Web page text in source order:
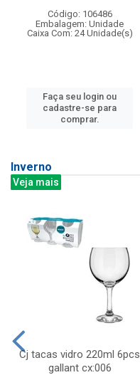
Código: 106486
Embalagem: Unidade
Caixa Com: 24 Unidade(s)
Faça seu login ou
cadastre-se para
comprar.
Inverno
Veja mais
Cj tacas vidro 220ml 6pcs
gallant cx:006